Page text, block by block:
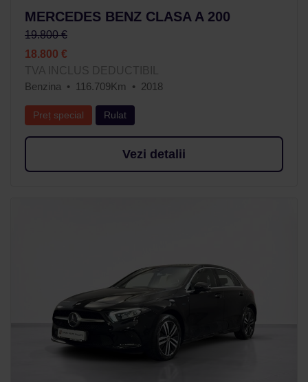
MERCEDES BENZ CLASA A 200
19.800 €
18.800 €
TVA INCLUS DEDUCTIBIL
Benzina
116.709Km 2018
Preț special Rulat
Vezi detalii